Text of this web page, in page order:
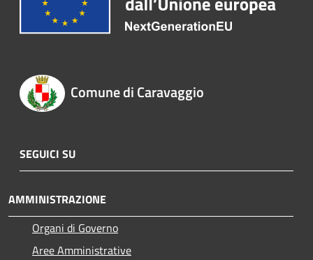
Comune di Caravaggio
SEGUICI SU
AMMINISTRAZIONE
Organi di Governo
Aree Amministrative